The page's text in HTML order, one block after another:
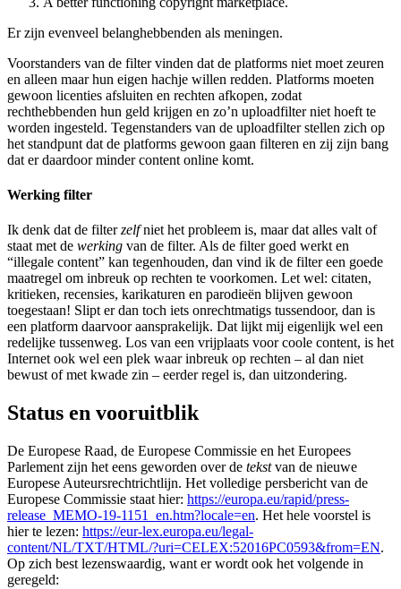
Er zijn evenveel belanghebbenden als meningen.
Voorstanders van de filter vinden dat de platforms niet moet zeuren
en alleen maar hun eigen hachje willen redden. Platforms moeten
gewoon licenties afsluiten en rechten afkopen, zodat
rechthebbenden hun geld krijgen en zo’n uploadfilter niet hoeft te
worden ingesteld. Tegenstanders van de uploadfilter stellen zich op
het standpunt dat de platforms gewoon gaan filteren en zij zijn bang
dat er daardoor minder content online komt.
Werking filter
Ik denk dat de filterzelfniet het probleem is, maar dat alles valt of
staat met de werking van de filter. Als de filter goed werkt en
“illegale content” kan tegenhouden, dan vind ik de filter een goede
maatregel om inbreuk op rechten te voorkomen. Let wel: citaten,
kritieken, recensies, karikaturen en parodieën blijven gewoon
toegestaan! Slipt er dan toch iets onrechtmatigs tussendoor, dan is
een platform daarvoor aansprakelijk. Dat lijkt mij eigenlijk wel een
redelijke tussenweg. Los van een vrijplaats voor coole content, is het
Internet ook wel een plek waar inbreuk op rechten – al dan niet
bewust of met kwade zin – eerder regel is, dan uitzondering.
Status en vooruitblik
De Europese Raad, de Europese Commissie en het Europees
Parlement zijn het eens geworden over de tekstvan de nieuwe
Europese Auteursrechtrichtlijn. Het volledige persbericht van de
Europese Commissie staat hier: https://europa.eu/rapid/press-
release_MEMO-19-1151_en.htm?locale=en. Het hele voorstel is
hier te lezen: https://eur-lex.europa.eu/legal-
content/NL/TXT/HTML/?uri=CELEX:52016PC0593&from=EN.
Op zich best lezenswaardig, want er wordt ook het volgende in
geregeld: